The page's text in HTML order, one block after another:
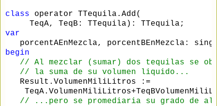
class operator TTequila.Add(
     TeqA, TeqB: TTequila): TTequila;
var
porcentAEnMezcla, porcentBEnMezcla:
begin
//
Al mezclar (sumar) dos tequilas se
//
la suma de su volumen liquido...
   Result.VolumenMiliLitros :
=
    TeqA.VolumenMiliLitros
+
//
...pero se promediaria su grado de